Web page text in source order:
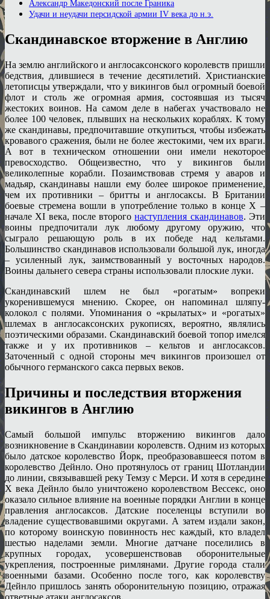
Александр Македонский после Граника
Удачи и неудачи персидской армии IV века до н.э.
Скандинавское вторжение в Англию
На землю английского и англосаксонского королевств пришли
бедствия, длившиеся в течение десятилетий. Христианские
летописцы утверждали, что у викингов был огромный боевой
флот и столь же огромная армия, состоявшая из тысяч
жестоких воинов. На самом деле в набегах участвовало не
более 100 человек, плывших на нескольких кораблях. К тому
же скандинавы, предпочитавшие откупиться, чтобы избежать
кровавого сражения, были не более жестокими, чем их враги.
А вот в техническом отношении они имели некоторое
превосходство. Общеизвестно, что у викингов были
великолепные корабли. Позаимствовав стремя у аваров и
мадьяр, скандинавы нашли ему более широкое применение,
чем их противники – бритты и англосаксы. В Британии
боевые стремена вошли в употребление только в конце X –
начале XI века, после второгонаступления скандинавов. Эти
воины предпочитали лук любому другому оружию, что
сыграло решающую роль в их победе над кельтами.
Большинство скандинавов использовали большой лук, иногда
– усиленный лук, заимствованный у восточных народов.
Воины дальнего севера страны использовали плоские луки.
Скандинавский шлем не был «рогатым» вопреки
укоренившемуся мнению. Скорее, он напоминал шляпу-
колокол с полями. Упоминания о «крылатых» и «рогатых»
шлемах в англосаксонских рукописях, вероятно, являлись
поэтическими образами. Скандинавский боевой топор имелся
также и у их противников – кельтов и англосаксов.
Заточенный с одной стороны меч викингов произошел от
обычного германского сакса первых веков.
Причины и последствия вторжения
викингов в Англию
Самый большой импульс вторжению викингов дало
возникновение в Скандинавии королевств. Одним из которых
было датское королевство Йорк, преобразовавшееся потом в
королевство Дейнло. Оно протянулось от границ Шотландии
до линии, связывавшей реку Темзу с Мерси. И хотя в середине
X века Дейнло было уничтожено королевством Вессекс, оно
оказало сильное влияние на военные порядки Англии в конце
правления англосаксов. Датские поселенцы вступили во
владение существовавшими округами. А затем издали закон,
по которому воинскую повинность нес каждый, кто владел
шестью наделами земли. Многие датчане поселились в
крупных городах, усовершенствовав оборонительные
укрепления, построенные римлянами. Другие города стали
военными базами. Особенно после того, как королевству
Дейнло пришлось занять оборонительную позицию, отражая
ответные атаки англосаксов.